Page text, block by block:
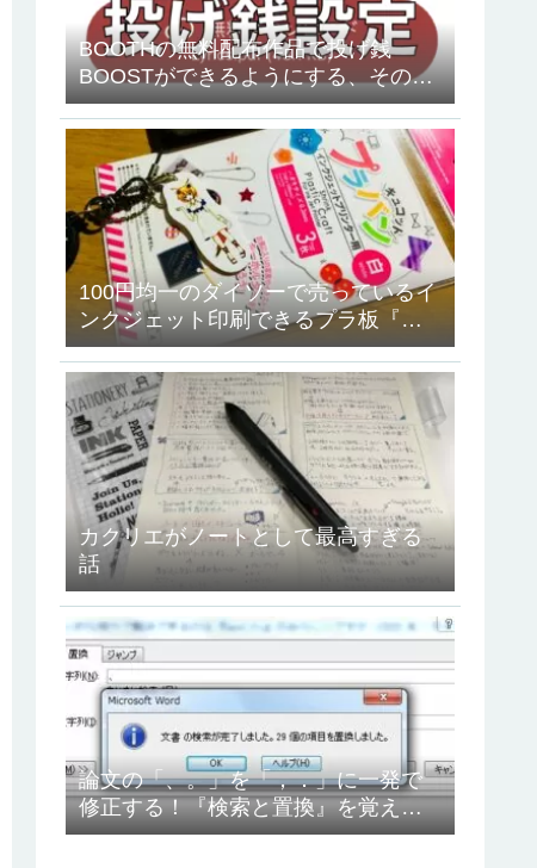
BOOTHの無料配布作品で投げ銭
BOOSTができるようにする、その方
法
100円均一のダイソーで売っているイ
ンクジェット印刷できるプラ板『キ
ュコット』を使ってみたよ！
カクリエがノートとして最高すぎる
話
論文の「、。」を「，．」に一発で
修正する！『検索と置換』を覚えよ
う